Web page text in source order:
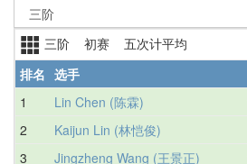
三阶 初赛 五次计平均
排名 选手
1
Lin Chen (陈霖)
2
Kaijun Lin (林恺俊)
3
Jingzheng Wang (王景正)